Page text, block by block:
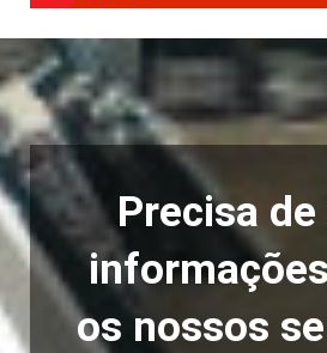
Precisa
os nossos